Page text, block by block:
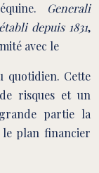
Generali
depuis 1831,
avec le
quotidien. Cette
risques et un
partie la
le plan financier